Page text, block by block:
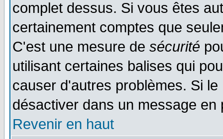
complet dessus. Si vous êtes
certainement comptes que
C'est une mesure de sécurité
utilisant certaines balises qui
causer d'autres problèmes. Si
désactiver dans un message
Revenir en haut